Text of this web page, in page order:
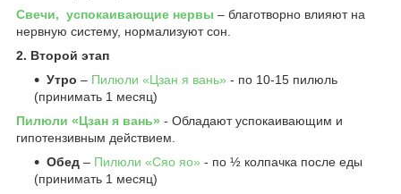
Свечи, успокаивающие нервы – благотворно влияют на
нервную систему, нормализуют сон.
2. Второй этап
Утро – Пилюли «Цзан я вань» - по 10-15 пилюль
(принимать 1 месяц)
Пилюли «Цзан я вань» - Обладают успокаивающим и
гипотензивным действием.
Обед – Пилюли «Сяо яо» - по ½ колпачка после еды
(принимать 1 месяц)